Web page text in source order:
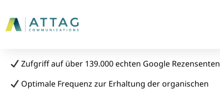
Zufgriff auf über 139.000 echten Google Rezensenten
Optimale Frequenz zur Erhaltung der organischen